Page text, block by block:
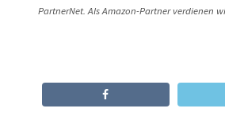
PartnerNet. Als Amazon-Partner verdienen